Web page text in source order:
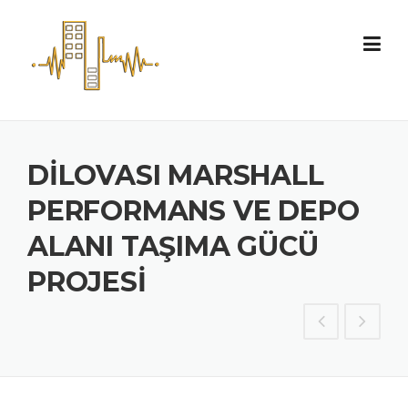
DILOVASI MARSHALL
PERFORMANS VE DEPO
ALANI TAŞIMA GÜCÜ
PROJESI